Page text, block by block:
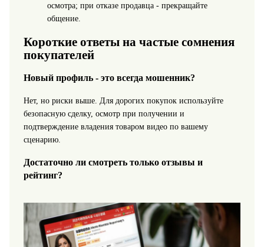
осмотра; при отказе продавца - прекращайте
общение.
Короткие ответы на частые сомнения
покупателей
Новый профиль - это всегда мошенник?
Нет, но риски выше. Для дорогих покупок используйте
безопасную сделку, осмотр при получении и
подтверждение владения товаром видео по вашему
сценарию.
Достаточно ли смотреть только отзывы и
рейтинг?